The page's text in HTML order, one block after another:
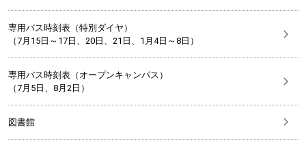
専用バス時刻表（特別ダイヤ）
（7月15日～17日、20日、21日、1月4日～8日）
専用バス時刻表（オープンキャンパス）
（7月5日、8月2日）
図書館